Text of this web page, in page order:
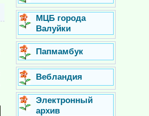
МЦБ города
Валуйки
Папмамбук
Вебландия
Электронный
архив